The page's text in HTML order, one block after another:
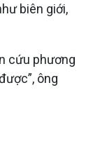
biên giới,
cứu phương
ông